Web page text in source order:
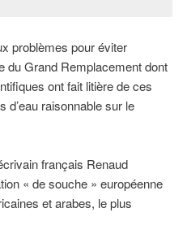
problèmes pour éviter
du Grand Remplacement dont
ont fait litière de ces
d’eau raisonnable sur le
français Renaud
« de souche » européenne
et arabes, le plus